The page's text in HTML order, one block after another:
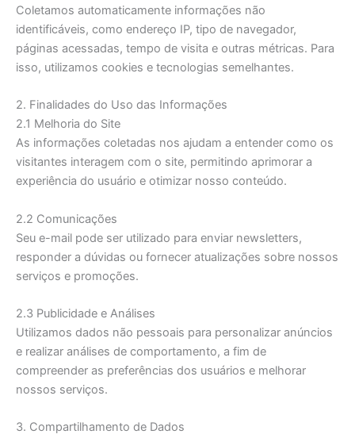
Coletamos automaticamente informações não
identificáveis, como endereço IP, tipo de navegador,
páginas acessadas, tempo de visita e outras métricas. Para
isso, utilizamos cookies e tecnologias semelhantes.
2. Finalidades do Uso das Informações
2.1 Melhoria do Site
As informações coletadas nos ajudam a entender como os
visitantes interagem com o site, permitindo aprimorar a
experiência do usuário e otimizar nosso conteúdo.
2.2 Comunicações
Seu e-mail pode ser utilizado para enviar newsletters,
responder a dúvidas ou fornecer atualizações sobre nossos
serviços e promoções.
2.3 Publicidade e Análises
Utilizamos dados não pessoais para personalizar anúncios
e realizar análises de comportamento, a fim de
compreender as preferências dos usuários e melhorar
nossos serviços.
3. Compartilhamento de Dados